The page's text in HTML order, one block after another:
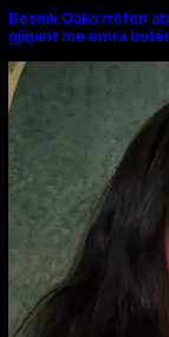
Besnik Qaka rrëfen
gjigant me emra